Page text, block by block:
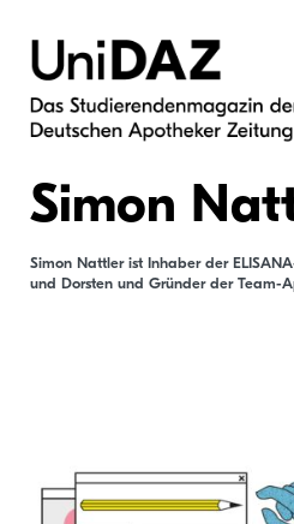
content
Simon
Simon Nattler ist Inhaber der
und Dorsten und Gründer der Team-